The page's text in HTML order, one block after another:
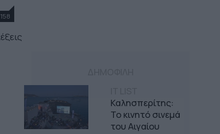
158
Καλησπερίτης:
Το κινητό σινεμά
του Αιγαίου